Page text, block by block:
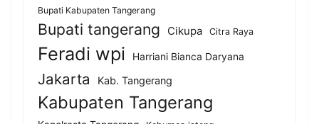
Bupati Kabupaten Tangerang
Bupati tangerang Cikupa Citra Raya
Feradi wpi Harriani Bianca Daryana
Jakarta Kab. Tangerang
Kabupaten Tangerang